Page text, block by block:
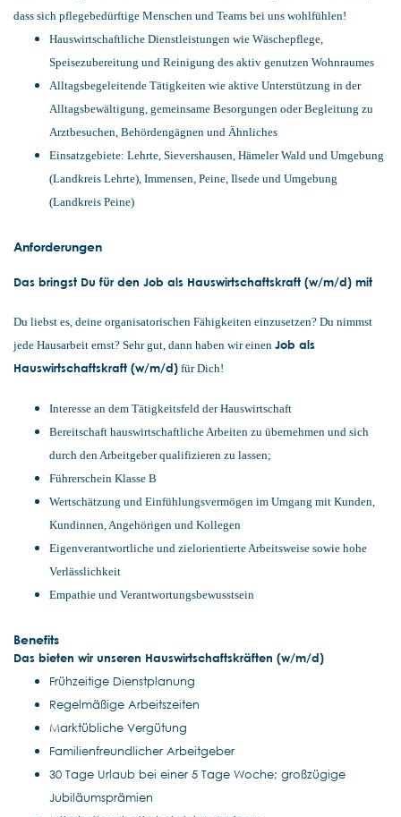
dass sich pflegebedürftige Menschen und Teams bei uns wohlfühlen!
Hauswirtschaftliche Dienstleistungen wie Wäschepflege,
Speisezubereitung und Reinigung des aktiv genutzen Wohnraumes
Alltagsbegeleitende Tätigkeiten wie aktive Unterstützung in der
Alltagsbewältigung, gemeinsame Besorgungen oder Begleitung zu
Arztbesuchen, Behördengägnen und Ähnliches
Einsatzgebiete: Lehrte, Sievershausen, Hämeler Wald und Umgebung
(Landkreis Lehrte), Immensen, Peine, Ilsede und Umgebung
(Landkreis Peine)
Anforderungen
Das bringst Du für den Job als Hauswirtschaftskraft (w/m/d) mit
Du liebst es, deine organisatorischen Fähigkeiten einzusetzen? Du nimmst
jede Hausarbeit ernst? Sehr gut, dann haben wir einen Job als
Hauswirtschaftskraft (w/m/d) für Dich!
Interesse an dem Tätigkeitsfeld der Hauswirtschaft
Bereitschaft hauswirtschaftliche Arbeiten zu übernehmen und sich
durch den Arbeitgeber qualifizieren zu lassen;
Führerschein Klasse B
Wertschätzung und Einfühlungsvermögen im Umgang mit Kunden,
Kundinnen, Angehörigen und Kollegen
Eigenverantwortliche und zielorientierte Arbeitsweise sowie hohe
Verlässlichkeit
Empathie und Verantwortungsbewusstsein
Benefits
Das bieten wir unseren Hauswirtschaftskräften (w/m/d)
Frühzeitige Dienstplanung
Regelmäßige Arbeitszeiten
Marktübliche Vergütung
Familienfreundlicher Arbeitgeber
30 Tage Urlaub bei einer 5 Tage Woche; großzügige
Jubiläumsprämien